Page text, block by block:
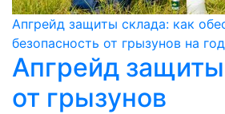
Апгрейд защиты склада: как
безопасность от грызунов на
Апгрейд
от грызунов